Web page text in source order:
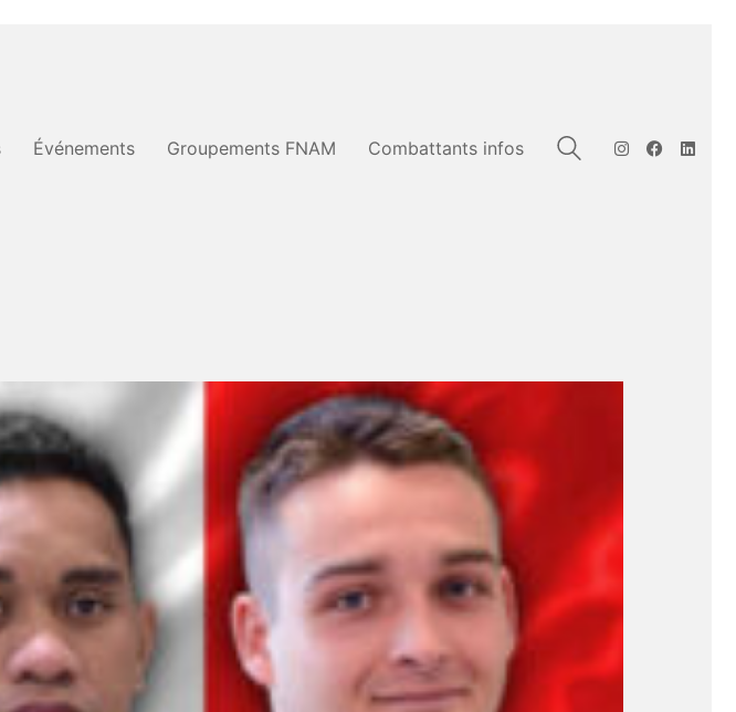
Événements Groupements FNAM Combattants infos